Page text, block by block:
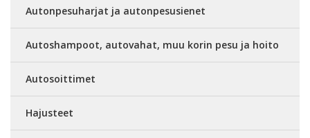
Autonpesuharjat ja autonpesusienet
Autoshampoot, autovahat, muu korin pesu ja hoito
Autosoittimet
Hajusteet